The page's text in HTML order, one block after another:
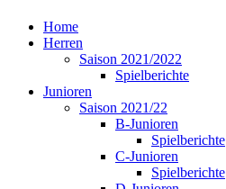
Home
Herren
Saison 2021/2022
Spielberichte
Junioren
Saison 2021/22
B-Junioren
Spielberichte
C-Junioren
Spielberichte